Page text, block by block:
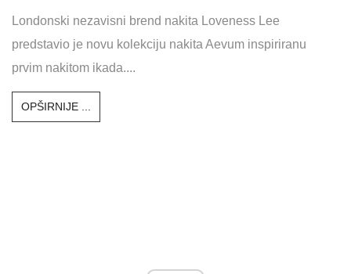
Londonski nezavisni brend nakita Loveness Lee
predstavio je novu kolekciju nakita Aevum inspiriranu
prvim nakitom ikada....
OPŠIRNIJE ...